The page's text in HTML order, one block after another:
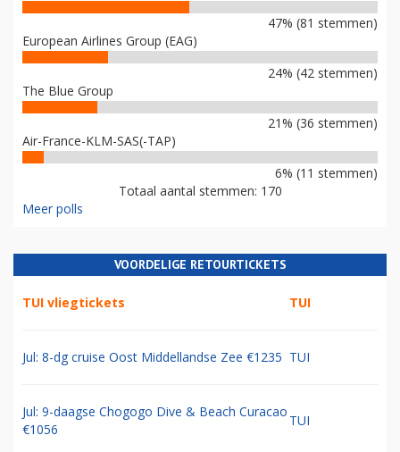
47% (81 stemmen)
European Airlines Group (EAG)
24% (42 stemmen)
The Blue Group
21% (36 stemmen)
Air-France-KLM-SAS(-TAP)
6% (11 stemmen)
Totaal aantal stemmen: 170
Meer polls
VOORDELIGE RETOURTICKETS
TUI vliegtickets TUI
Jul: 8-dg cruise Oost Middellandse Zee €1235 TUI
Jul: 9-daagse Chogogo Dive & Beach Curacao
€1056
TUI